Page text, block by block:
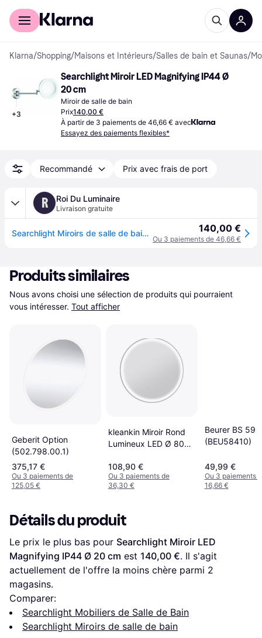
Acheter avec Klarna
Klarna/Shopping/Maisons et Intérieurs/Salles de bain et Saunas/
+3
Searchlight Miroir LED Magnifying IP44 Ø
20 cm
Miroir de salle de bain
Prix140,00 €
À partir de 3 paiements de 46,66 € avec
Essayez des paiements flexibles*
Recommandé Prix avec frais de port
R Roi Du Luminaire
Livraison gratuite
Searchlight Miroirs de salle de bains - miroir avec éclairage et interrupteur à tirette - 40 x 20 x 20 cm - 3W LED dimmable inclus - IP44 - chrome 140,00 €
Ou 3 paiements de 46,66 €
Produits similaires
Nous avons choisi une sélection de produits qui pourraient
vous intéresser. Tout afficher
Geberit Option
(502.798.00.1)
375,17 €
Ou 3 paiements de
125,05 €
kleankin Miroir Rond
Lumineux LED Ø 80
108,90 €
Ou 3 paiements de
36,30 €
Beurer BS 59
(BEU58410)
49,99 €
Ou 3 paiements
16,66 €
Détails du produit
Le prix le plus bas pour Searchlight Miroir LED
Magnifying IP44 Ø 20 cm est 140,00 €. Il s'agit
actuellement de l'offre la moins chère parmi 2
magasins.
Comparer:
Searchlight Mobiliers de Salle de Bain
Searchlight Miroirs de salle de bain